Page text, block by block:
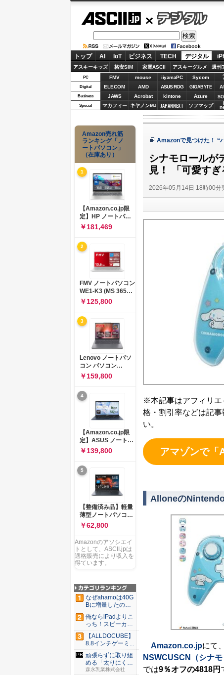
デジタル
トップ AI IoT ビジネス TECH デジタル
アスキーキッズ 格安SIM 家電ASCII アスキーグルメ 週刊
PC FMV mouse iiyamaPC Sycom
Digital ELECOM AMD ASUS ROG GIGABYTE
Business JAWS Acrobat kintone Azure
Special マカフィー キヤノンMJ JAPANNEXT ソフマップ
Amazonで見つけた！ “
シナモロールが
見！ 「可愛す
2026年05月14日 18時00分
※本記事はアフィリエ
格・割引率などは記
い。
アマゾンで「
Alloneの
Amazon.co.jpにて
NSWCUSCN（シナモ
では9％オフの4818円
Amazon売れ筋
ランキング「ノ
ートパソコン」
（在庫あり）
1
【Amazon.co.jp限
定】HP ノートパソ
コン 15-fd 15.6イン
チ インテル Core 5
120U メモリ16GB
SSD512GB
Windows 11
Microsoft Office
2024搭載 WPS
Office搭載 カメラシ
ャッター 指紋認証 薄
型 Copilotキー搭載
ナチュラルシルバー
￥181,469
2
FMV ノートパソコン
WE1-K3 (MS 365
Personal/Copilotキ
ー搭載/Win 11/15.6
型/Core
i5/16GB/SSD
512GB/ホワイト)
FMVWK3E15W_AZ
￥125,800
3
Lenovo ノートパソ
コン パソコン
IdeaPad Slim 3 14.0
インチ AMD
Ryzen™ 5 8640HS
メモリ16GB
SSD512GB
Microsoft 365 試用
版 Windows11 バッ
テリー駆動12.6時間
重量1.39kg ルナグレ
ー 83K9003JJP ノー
トPC
￥159,800
4
【Amazon.co.jp限
定】ASUS ノートパ
ソコン Vivobook 15
M1502NAQ 15.6イ
ンチ AMD Ryzen 7
170 メモリ16GB
SSD 512GB
Microsoft 365
Personal (24か月版)
搭載 Windows 11 重
量1.7kg Wi-Fi 6E ク
ワイエットブルー
M1502NAQ-
￥139,800
5
【整備済み品】軽量
薄型ノートパソコン
dynabook G83 ■
13.3型
FHD(1920x1080) -
高性能第11世代Core
i5-1135G7 - メモリ
16GB - SSD 256GB
USB Type-C - MS
Office 2021 - Win11
搭載
￥62,800
Amazonのアソシエイ
トとして、ASCII.jpは
適格販売により収入を
得ています。
なぜahamoは40G
Bに増量したの
か ...
俺ならiPadよりこ
っち！スピーカー
9個...
【ALLDOCUBE】
8.8インチゲーミ...
頑張らずに取り組
める「太りにくい
カラダづ...
森永乳業株式会社